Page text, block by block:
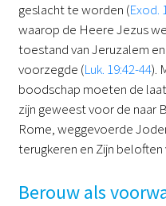
geslacht te worden (Exod.
waarop de Heere Jezus
toestand van Jeruzalem
voorzegde (Luk. 19:42-44).
boodschap moeten de
zijn geweest voor de naar
Rome, weggevoerde
terugkeren en Zijn
Berouw als